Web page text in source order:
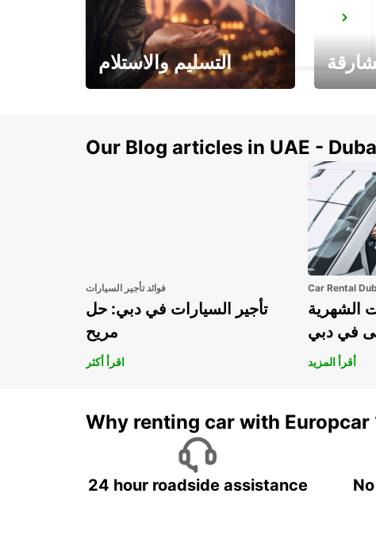
PODGORICA
PODGORICA - MONTENEGRO
التسليم والاستلام
Our Blog articles in UAE -
فوائد تأجير السيارات
تأجير السيارات في دبي: حل
مريح
اقرأ أكثر
Car Rental
الشهرية
في دبي
أقرأ المزيد
Why renting car with Europcar
24 hour roadside assistance